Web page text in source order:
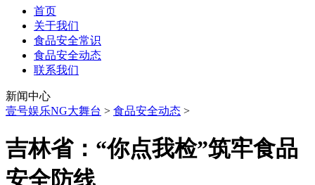
首页
关于我们
食品安全常识
食品安全动态
联系我们
新闻中心
壹号娱乐NG大舞台 > 食品安全动态 >
吉林省：“你点我检”筑牢食品
安全防线